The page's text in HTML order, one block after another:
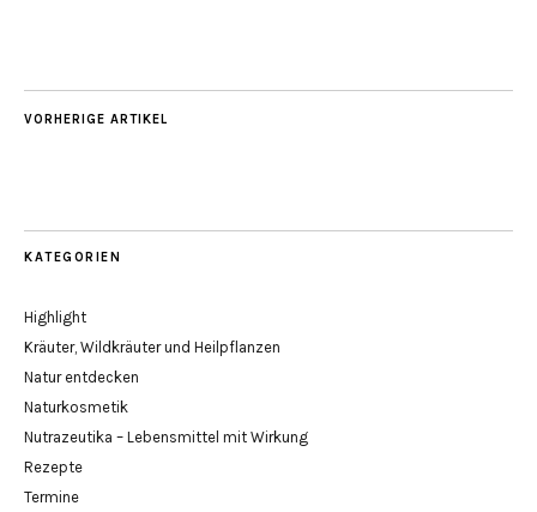
VORHERIGE ARTIKEL
KATEGORIEN
Highlight
Kräuter, Wildkräuter und Heilpflanzen
Natur entdecken
Naturkosmetik
Nutrazeutika – Lebensmittel mit Wirkung
Rezepte
Termine